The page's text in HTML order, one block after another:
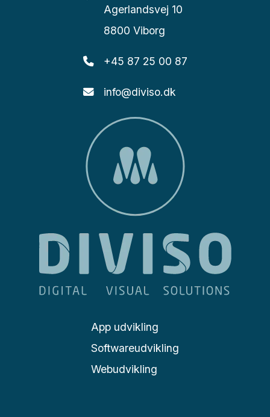
Agerlandsvej 10
8800 Viborg
+45 87 25 00 87
info@diviso.dk
App udvikling
Softwareudvikling
Webudvikling